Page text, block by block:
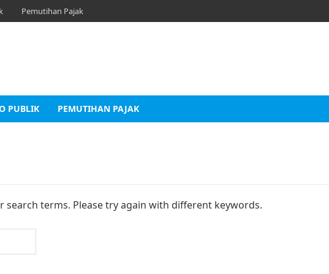
Pemutihan Pajak
PUBLIK PEMUTIHAN PAJAK
terms. Please try again with different keywords.